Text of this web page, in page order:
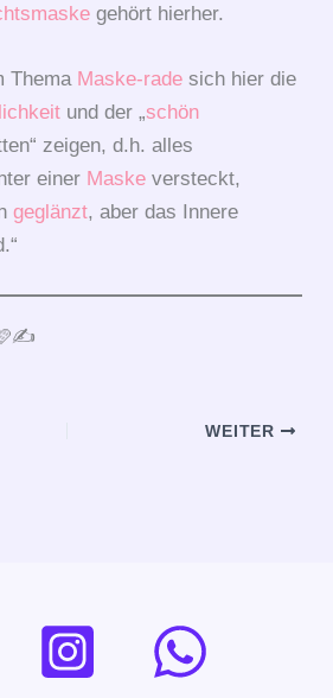
gehört hierher.
Thema Maske-radesich hier die
und der „schön
zeigen, d.h. alles
einer Maske versteckt,
geglänzt, aber das Innere
WEITER